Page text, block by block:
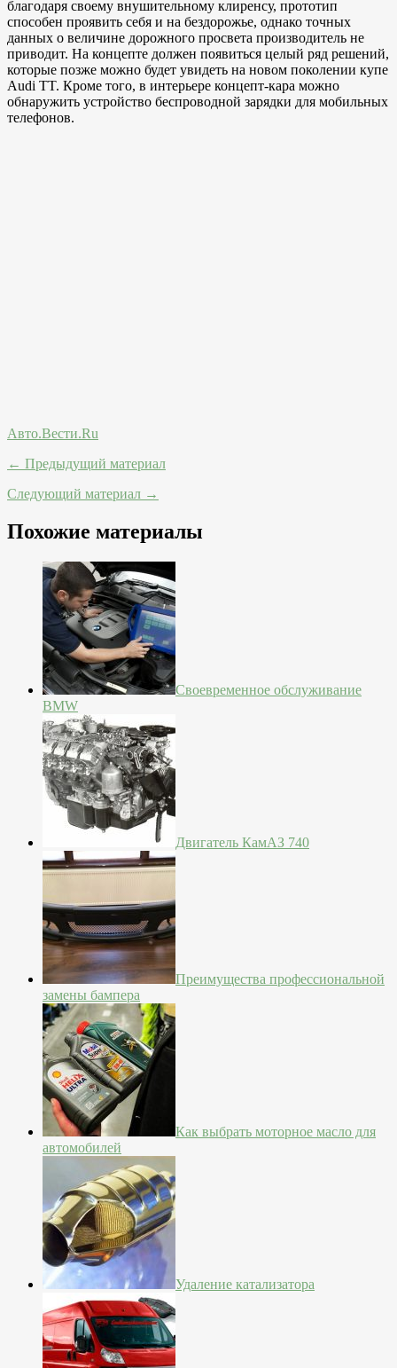
благодаря своему внушительному клиренсу, прототип
способен проявить себя и на бездорожье, однако точных
данных о величине дорожного просвета производитель не
приводит. На концепте должен появиться целый ряд решений,
которые позже можно будет увидеть на новом поколении купе
Audi TT. Кроме того, в интерьере концепт-кара можно
обнаружить устройство беспроводной зарядки для мобильных
телефонов.
Авто.Вести.Ru
← Предыдущий материал
Следующий материал →
Похожие материалы
Своевременное обслуживание
BMW
Двигатель КамАЗ 740
Преимущества профессиональной
замены бампера
Как выбрать моторное масло для
автомобилей
Удаление катализатора